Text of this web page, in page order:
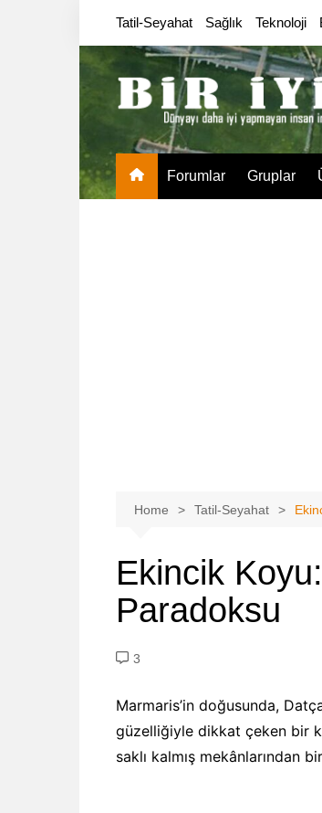
Tatil-Seyahat Sağlık Teknoloji
Forumlar Gruplar
Home Tatil-Seyahat
Ekincik
Paradoksu
3
Marmaris’in doğusunda,
güzelliğiyle dikkat çeken bir
saklı kalmış mekânlarından